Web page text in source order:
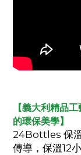
【義大利精品
的環保美學】
24Bottles 保
傳導，保溫12